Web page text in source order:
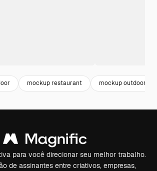
mockup restaurant mockup outdoor
para você direcionar seu melhor trabalho.
de assinantes entre criativos, empresas,